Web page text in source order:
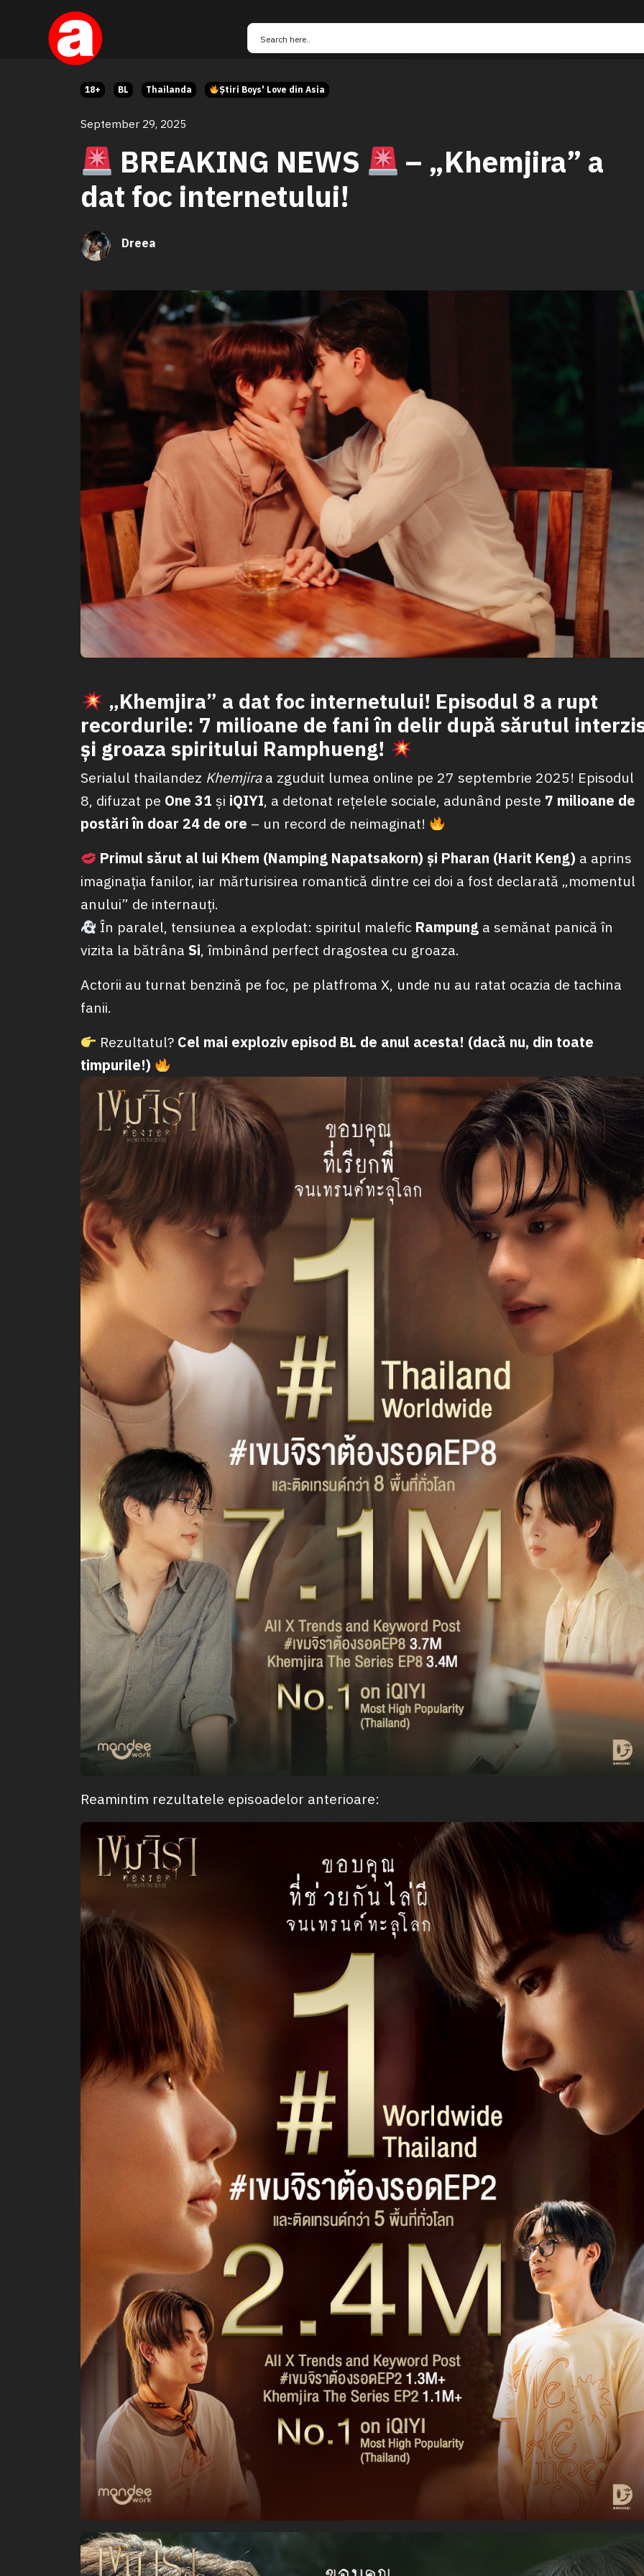
18+ BL Thailanda Știri Boys' Love din Asia
September 29, 2025
BREAKING NEWS
– „Khemjira” a
dat foc internetului!
Dreea
„Khemjira” a dat foc internetului! Episodul 8 a rupt
recordurile: 7 milioane de fani în delir după sărutul
și groaza spiritului Ramphueng!
Serialul thailandez Khemjiraa zguduit lumea online pe 27 septembrie 2025! Episodul
8, difuzat pe One 31 și iQIYI, a detonat rețelele sociale, adunând peste 7 milioane de
postări în doar 24 de ore – un record de neimaginat!
Primul sărut al lui Khem (Namping Napatsakorn) și Pharan (Harit Keng) a aprins
imaginația fanilor, iar mărturisirea romantică dintre cei doi a fost declarată „momentul
anului” de internauți.
În paralel, tensiunea a explodat: spiritul malefic Rampung a semănat panică în
vizita la bătrâna Si, îmbinând perfect dragostea cu groaza.
Actorii au turnat benzină pe foc, pe platfroma X, unde nu au ratat ocazia de tachina
fanii.
Rezultatul? Cel mai exploziv episod BL de anul acesta! (dacă nu, din toate
timpurile!)
Reamintim rezultatele episoadelor anterioare: